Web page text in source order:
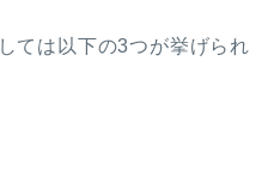
ては以下の3つが挙げられ